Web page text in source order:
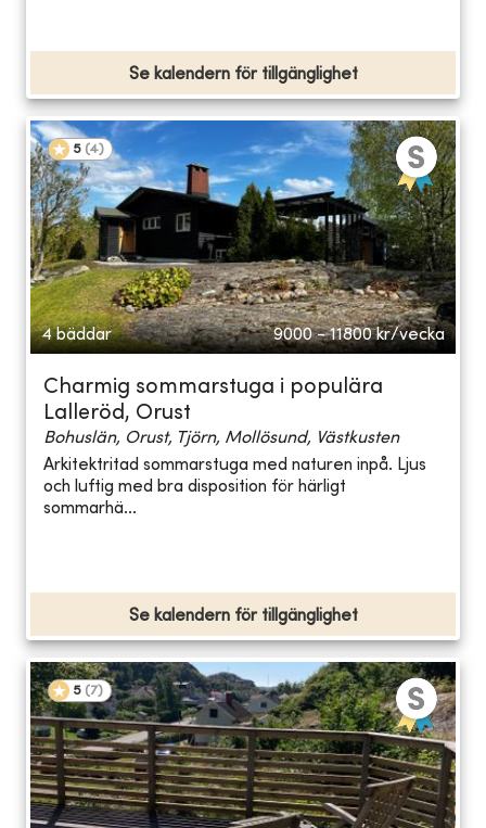
Se kalendern för tillgänglighet
5 (4)
4 bäddar 9000 - 11800 kr/vecka
Charmig sommarstuga i populära
Lalleröd, Orust
Bohuslän, Orust, Tjörn, Mollösund, Västkusten
Arkitektritad sommarstuga med naturen inpå. Ljus
och luftig med bra disposition för härligt
sommarhä...
Se kalendern för tillgänglighet
5 (7)